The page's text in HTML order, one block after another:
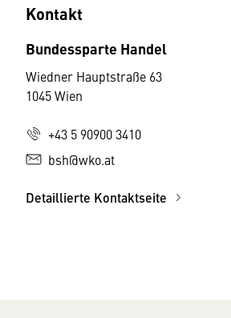
Kontakt
Bundessparte Handel
Wiedner Hauptstraße 63
1045 Wien
+43 5 90900 3410
bsh@wko.at
Detaillierte Kontaktseite